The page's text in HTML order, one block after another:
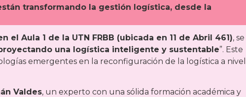
transformando la gestión logística, desde la
el Aula 1 de la UTN FRBB (ubicada en 11 de Abril 461), se
una logística inteligente y sustentable”. Este
emergentes en la reconfiguración de la logística a nivel
Valdes, un experto con una sólida formación académica y